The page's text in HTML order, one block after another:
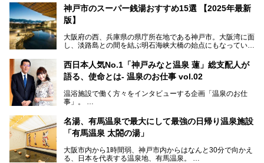
られています。鉄道の駅から温泉街が近く、歩いて回るのに
ちょうどよい規模で、日帰りでの訪問にもおすすめです。
の観光スポットをピックアップ。温泉やご当地グルメなどを
盛り込んだ日帰り観光モデルコースも紹介しているので、ぜ
神戸市のスーパー銭湯おすすめ15選 【2025年最新
版】
大阪府の西、兵庫県の県庁所在地である神戸市。大阪湾に面
し、淡路島との間を結ぶ明石海峡大橋の始点にもなっていま
華街をはじめ、きらびやかに発展したハーバーランドなど、
人気観光スポットもめじろ押しです。
そして、温泉好きの視点から見ると、神戸市といえば何とい
湯です。そのお湯をリーズナブルに体験できる健康ランドや
スーパー銭湯があったら……。今回はそんな希望に沿う施設
きます！
西日本人気No.1「神戸みなと温泉 蓮」総支配人が
語る、使命とは- 温泉のお仕事 vol.02
温浴施設で働く方々をインタビューする企画「温泉のお仕
事」。
ング西日本1位、2年連続「ベストオブ宿泊賞」に輝いた
「神戸みなと温泉 蓮」の魅力に迫りました！
名湯、有馬温泉で最大にして最強の日帰り温泉施設
「有馬温泉 太閤の湯」
大阪市内から1時間弱、神戸市内からはなんと30分で向かえ
る、日本を代表する温泉地、有馬温泉。